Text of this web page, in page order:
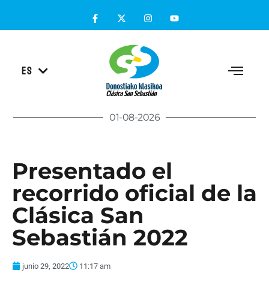
ES
EN
01-08-2026
Presentado el
recorrido oficial de la
Clásica San
Sebastián 2022
junio 29, 2022 11:17 am